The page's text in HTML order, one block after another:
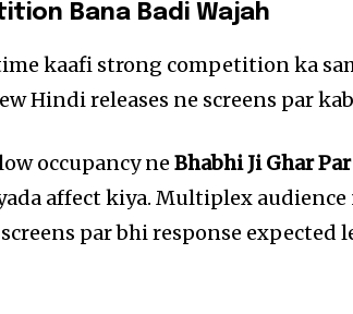
Bana Badi Wajah
kaafi strong competition ka
Hindi releases ne screens par
occupancy neBhabhi Ji Ghar
affect kiya. Multiplex
par bhi response expected